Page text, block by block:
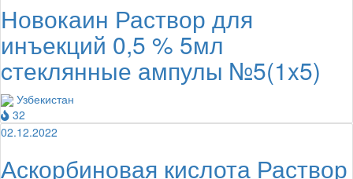
Новокаин Раствор для
инъекций 0,5 % 5мл
cтеклянные ампулы №5(1x5)
Узбекистан
32
02.12.2022
Аскорбиновая кислота Раствор